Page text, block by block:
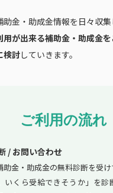
金・助成金情報を日々収集
用が出来る補助金・助成金
検討していきます。
ご利用の流れ
/ お問い合わせ
助金・助成金の無料診断を受
いくら受給できそうか」を診